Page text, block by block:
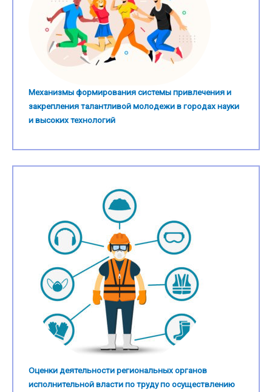
Механизмы формирования системы привлечения и
закрепления талантливой молодежи в городах науки
и высоких технологий
Оценки деятельности региональных органов
исполнительной власти по труду по осуществлению